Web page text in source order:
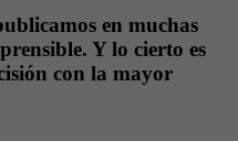
en muchas
Y lo cierto es
con la mayor